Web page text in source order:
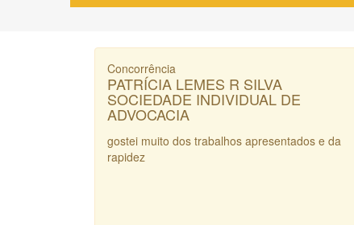
Concorrência
PATRÍCIA LEMES R SILVA
SOCIEDADE INDIVIDUAL DE
ADVOCACIA
gostei muito dos trabalhos apresentados e da
rapidez